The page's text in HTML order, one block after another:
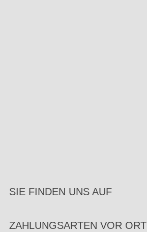
SIE FINDEN UNS AUF
ZAHLUNGSARTEN VOR ORT